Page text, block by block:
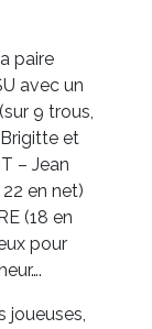
paire
avec un
9 trous,
Brigitte et
– Jean
en net)
(18 en
pour
joueuses,